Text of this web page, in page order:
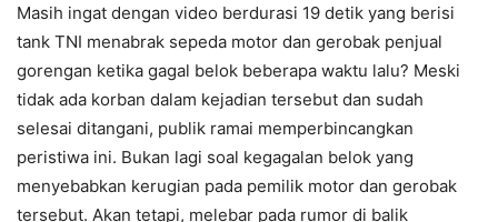
Masih ingat dengan video berdurasi 19 detik yang berisi
tank TNI menabrak sepeda motor dan gerobak penjual
gorengan ketika gagal belok beberapa waktu lalu? Meski
tidak ada korban dalam kejadian tersebut dan sudah
selesai ditangani, publik ramai memperbincangkan
peristiwa ini. Bukan lagi soal kegagalan belok yang
menyebabkan kerugian pada pemilik motor dan gerobak
tersebut. Akan tetapi, melebar pada rumor di balik